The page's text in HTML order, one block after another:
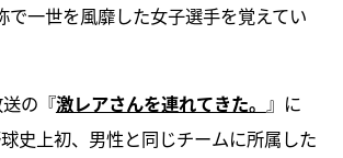
で一世を風靡した女子選手を覚えてい
の『激レアさんを連れてきた。 』に
史上初、男性と同じチームに所属した